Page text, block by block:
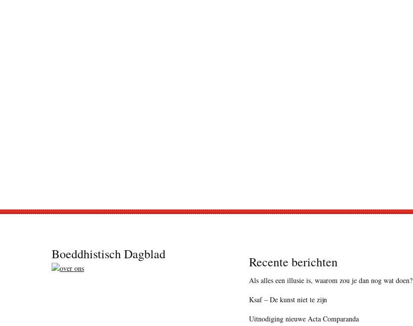
Boeddhistisch Dagblad Recente berichten
Als alles een illusie is, waarom zou je dan nog wat doen?
Ksaf – De kunst niet te zijn
Uitnodiging nieuwe Acta Comparanda